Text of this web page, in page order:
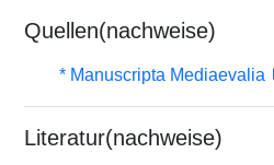
Quellen(nachweise)
* Manuscripta Mediaevalia
Literatur(nachweise)